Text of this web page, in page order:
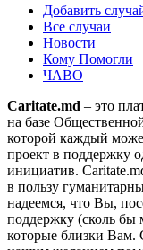
Добавить
Все случаи
Новости
Кому Помогли
ЧАВО
Caritate.md – это
на базе
которой каждый
проект в поддержку
инициатив.
в пользу
надеемся, что Вы,
поддержку (сколь бы
которые близки Вам.